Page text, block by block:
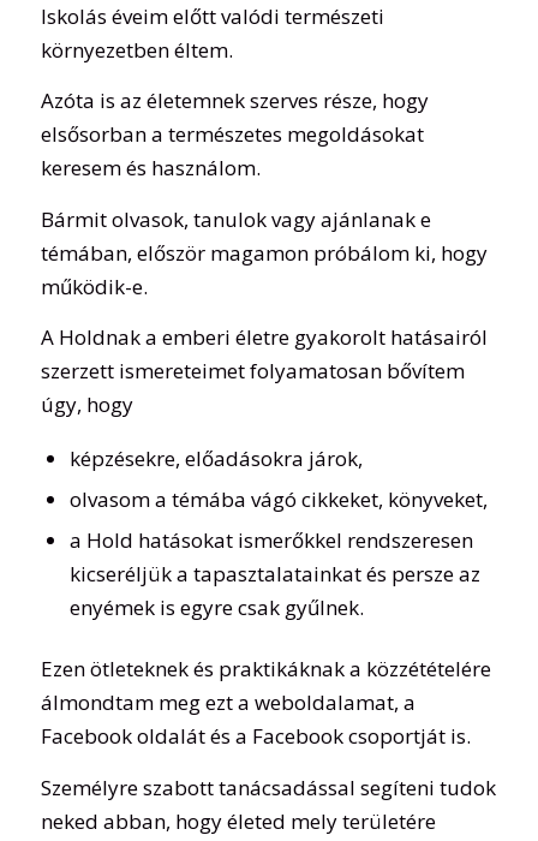
Iskolás éveim előtt valódi természeti
környezetben éltem.
Azóta is az életemnek szerves része, hogy
elsősorban a természetes megoldásokat
keresem és használom.
Bármit olvasok, tanulok vagy ajánlanak e
témában, először magamon próbálom ki, hogy
működik-e.
A Holdnak a emberi életre gyakorolt hatásairól
szerzett ismereteimet folyamatosan bővítem
úgy, hogy
képzésekre, előadásokra járok,
olvasom a témába vágó cikkeket, könyveket,
a Hold hatásokat ismerőkkel rendszeresen
kicseréljük a tapasztalatainkat és persze az
enyémek is egyre csak gyűlnek.
Ezen ötleteknek és praktikáknak a közzétételére
álmondtam meg ezt a weboldalamat, a
Facebook oldalát és a Facebook csoportját is.
Személyre szabott tanácsadással segíteni tudok
neked abban, hogy életed mely területére